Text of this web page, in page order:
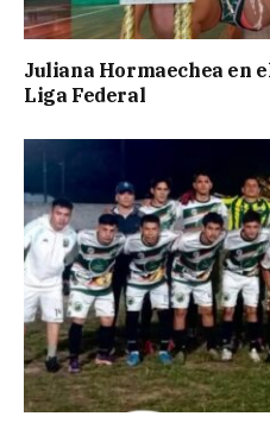
Juliana Hormaechea en
Liga Federal